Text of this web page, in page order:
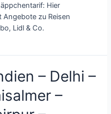
Hier
Angebote zu Reisen
Lidl & Co.
– Delhi –
–